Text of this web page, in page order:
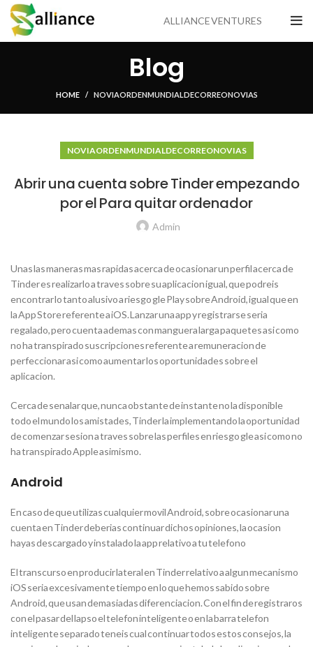
ALLIANCE VENTURES
Blog
HOME NOVIA ORDEN MUNDIAL DE CORREO NOVIAS
NOVIA ORDEN MUNDIAL DE CORREO NOVIAS
Abrir una cuenta sobre Tinder empezando
por el Para quitar ordenador
Admin
Unas las maneras mas rapidas acerca de ocasionar un perfil acerca de
Tinder es realizarlo a traves sobre su aplicacion igual, que podreis
encontrar lo tanto alusivo a riesgo gle Play sobre Android, igual que en
la App Store referente a iOS. Lanzar una app y registrarse seri­a
regalado, pero cuenta ademas con manguera larga paquetes asi­ como
no ha transpirado suscripciones referente a remuneracion de
perfeccionar asi como aumentar los oportunidades sobre el
aplicacion.
Cerca de senalar que, nunca obstante de instante no la disponible
todo el mundo los amistades, Tinder la implementando la oportunidad
de comenzar sesion a traves sobre las perfiles en riesgo gle asi­ como no
ha transpirado Apple asimismo.
Android
En caso de que utilizas cualquier movil Android, sobre ocasionar una
cuenta en Tinder deberias continuar dichos opiniones, la ocasion
hayas descargado y instalado la app relativo a tu telefono
El transcurso en producir lateral en Tinder relativo a algun mecanismo
iOS seri­a excesivamente tiempo en lo que hemos sabido sobre
Android, que usan demasiadas diferenciacion.Con el fin de registraros
con el pasar del lapso el telefon inteligente o en la barra telefon
inteligente separado teneis cual continuar todos estos consejos, la